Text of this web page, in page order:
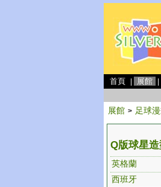
首頁 展館
展館 > 足球
Q版球星
英格蘭
西班牙